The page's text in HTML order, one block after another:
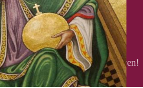
u in om op de hoogte te blijven!